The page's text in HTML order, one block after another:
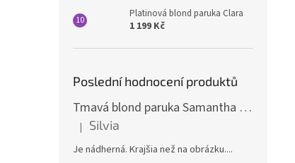
Platinová blond paruka Clara
1 199 Kč
Poslední hodnocení produktů
Tmavá blond paruka Samantha s melíry
Hodnocení produktu je 5 z 5 hvězdiček.
| Silvia
Je nádherná. Krajšia než na obrázku....